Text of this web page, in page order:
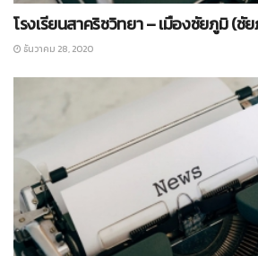
โรงเรียนสาคริชวิทยา – เมืองชัยภูมิ (ชั
ธันวาคม 28, 2020